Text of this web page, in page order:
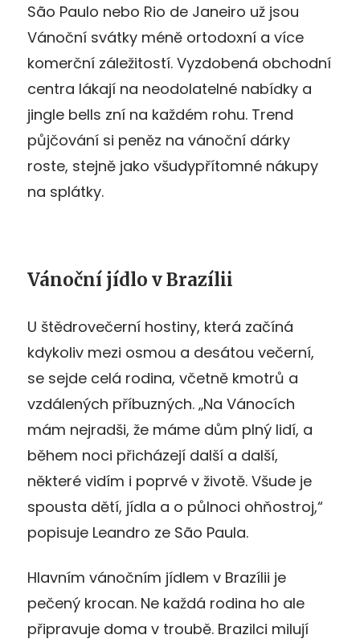
São Paulo nebo Rio de Janeiro už jsou
Vánoční svátky méně ortodoxní a více
komerční záležitostí. Vyzdobená obchodní
centra lákají na neodolatelné nabídky a
jingle bells zní na každém rohu. Trend
půjčování si peněz na vánoční dárky
roste, stejně jako všudypřítomné nákupy
na splátky.
Vánoční jídlo v Brazílii
U štědrovečerní hostiny, která začíná
kdykoliv mezi osmou a desátou večerní,
se sejde celá rodina, včetně kmotrů a
vzdálených příbuzných. „Na Vánocích
mám nejradši, že máme dům plný lidí, a
během noci přicházejí další a další,
některé vidím i poprvé v životě. Všude je
spousta dětí, jídla a o půlnoci ohňostroj,“
popisuje Leandro ze São Paula.
Hlavním vánočním jídlem v Brazílii je
pečený krocan. Ne každá rodina ho ale
připravuje doma v troubě. Brazilci milují